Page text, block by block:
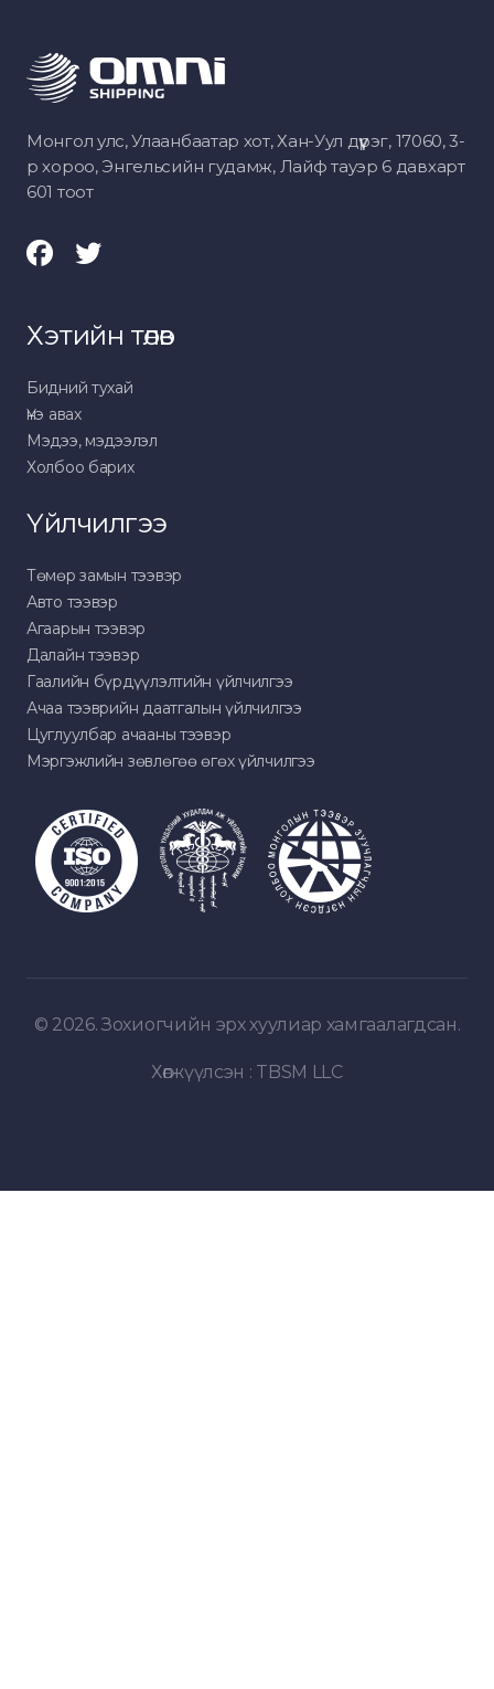
Монгол улс, Улаанбаатар хот, Хан-Уул дүүрэг, 17060, 3-
р хороо, Энгельсийн гудамж, Лайф тауэр 6 давхарт
601 тоот
Хэтийн төлөв
Бидний тухай
Үнэ авах
Мэдээ, мэдээлэл
Холбоо барих
Үйлчилгээ
Төмөр замын тээвэр
Авто тээвэр
Агаарын тээвэр
Далайн тээвэр
Гаалийн бүрдүүлэлтийн үйлчилгээ
Ачаа тээврийн даатгалын үйлчилгээ
Цуглуулбар ачааны тээвэр
Мэргэжлийн зөвлөгөө өгөх үйлчилгээ
© 2026. Зохиогчийн эрх хуулиар хамгаалагдсан.
Хөгжүүлсэн : TBSM LLC